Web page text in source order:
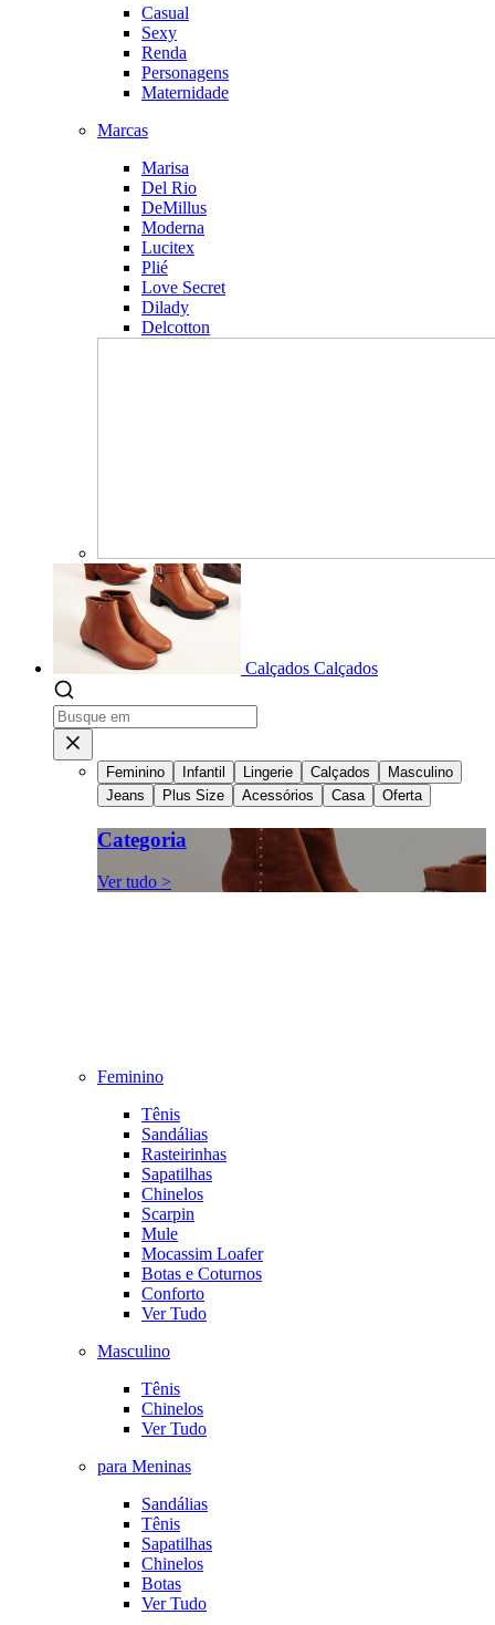
Casual
Sexy
Renda
Personagens
Maternidade
Marcas
Marisa
Del Rio
DeMillus
Moderna
Lucitex
Plié
Love Secret
Dilady
Delcotton
Calçados Calçados
Feminino Infantil Lingerie Calçados
Masculino
Jeans
Plus Size Acessórios Casa Oferta
Categoria
Ver tudo >
Feminino
Tênis
Sandálias
Rasteirinhas
Sapatilhas
Chinelos
Scarpin
Mule
Mocassim Loafer
Botas e Coturnos
Conforto
Ver Tudo
Masculino
Tênis
Chinelos
Ver Tudo
para Meninas
Sandálias
Tênis
Sapatilhas
Chinelos
Botas
Ver Tudo